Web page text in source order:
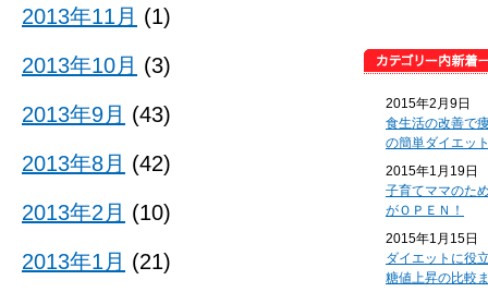
2015年2月9日
食生活の改善で
の簡単ダイエッ
2015年1月19日
子育てママのた
がＯＰＥＮ！
2015年1月15日
ダイエットに役
糖値上昇の比較
2013年11月 (1)
2013年10月 (3)
2013年9月 (43)
2013年8月 (42)
2013年2月 (10)
2013年1月 (21)